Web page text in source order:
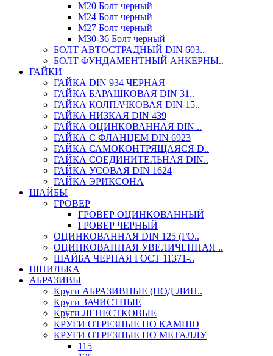
М20 Болт черный
М24 Болт черный
М27 Болт черный
М30-36 Болт черный
БОЛТ АВТОСТРАДНЫЙ DIN 603..
БОЛТ ФУНДАМЕНТНЫЙ АНКЕРНЫ..
ГАЙКИ
ГАЙКА DIN 934 ЧЕРНАЯ
ГАЙКА БАРАШКОВАЯ DIN 31..
ГАЙКА КОЛПАЧКОВАЯ DIN 15..
ГАЙКА НИЗКАЯ DIN 439
ГАЙКА ОЦИНКОВАННАЯ DIN ..
ГАЙКА С ФЛАНЦЕМ DIN 6923
ГАЙКА САМОКОНТРЯЩАЯСЯ D..
ГАЙКА СОЕДИНИТЕЛЬНАЯ DIN..
ГАЙКА УСОВАЯ DIN 1624
ГАЙКА ЭРИКСОНА
ШАЙБЫ
ГРОВЕР
ГРОВЕР ОЦИНКОВАННЫЙ
ГРОВЕР ЧЕРНЫЙ
ОЦИНКОВАННАЯ DIN 125 (ГО..
ОЦИНКОВАННАЯ УВЕЛИЧЕННАЯ ..
ШАЙБА ЧЕРНАЯ ГОСТ 11371-..
ШПИЛЬКА
АБРАЗИВЫ
Круги АБРАЗИВНЫЕ (ПОД ЛИП..
Круги ЗАЧИСТНЫЕ
Круги ЛЕПЕСТКОВЫЕ
КРУГИ ОТРЕЗНЫЕ ПО КАМНЮ
КРУГИ ОТРЕЗНЫЕ ПО МЕТАЛЛУ
115